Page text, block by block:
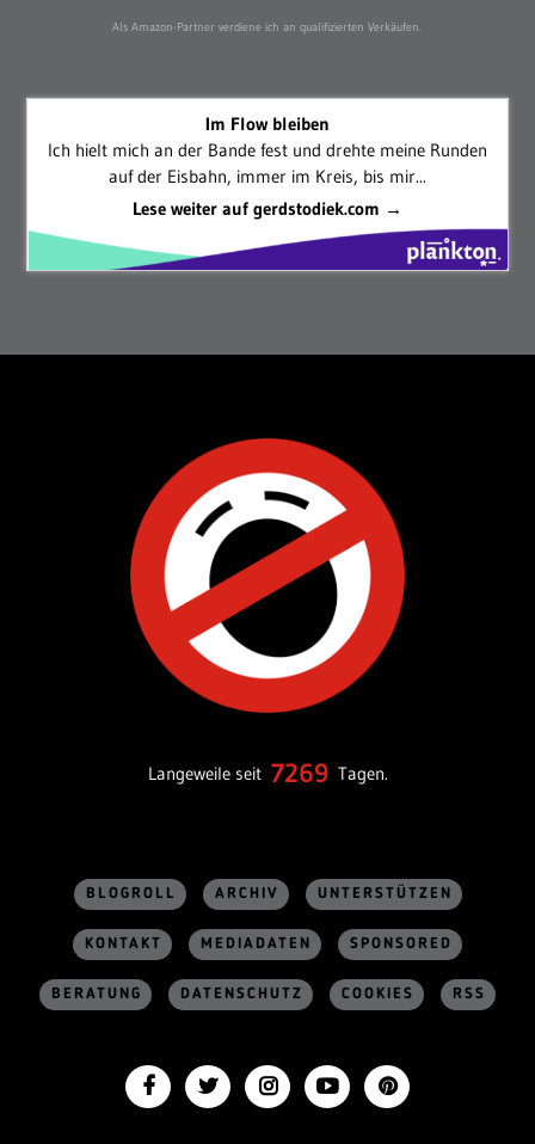
Als Amazon-Partner verdiene ich an qualifizierten Verkäufen.
Im Flow bleiben
Ich hielt mich an der Bande fest und drehte meine Runden
auf der Eisbahn, immer im Kreis, bis mir...
Lese weiter auf gerdstodiek.com →
Langeweile seit 7269 Tagen.
BLOGROLL ARCHIV UNTERSTÜTZEN
KONTAKT MEDIADATEN SPONSORED
BERATUNG DATENSCHUTZ COOKIES RSS